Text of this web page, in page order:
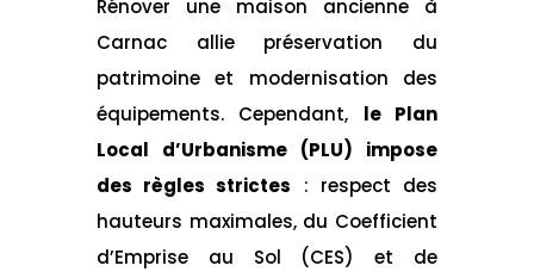
Rénover une maison ancienne à
Carnac allie préservation du
patrimoine et modernisation des
équipements. Cependant, le Plan
Local d’Urbanisme (PLU) impose
des règles strictes : respect des
hauteurs maximales, du Coefficient
d’Emprise au Sol (CES) et de